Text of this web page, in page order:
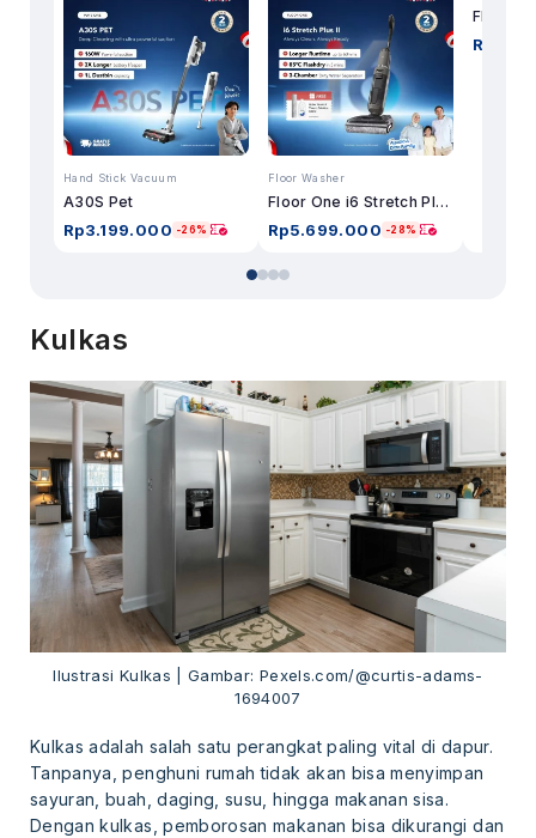
Hand Stick Vacuum
A30S Pet
Rp3.199.000 -26%
Floor Washer
Floor One i6 Stretch Plus II
Rp5.699.000 -28%
Rp
Kulkas
Ilustrasi Kulkas | Gambar: Pexels.com/@curtis-adams-
1694007
Kulkas adalah salah satu perangkat paling vital di dapur.
Tanpanya, penghuni rumah tidak akan bisa menyimpan
sayuran, buah, daging, susu, hingga makanan sisa.
Dengan kulkas, pemborosan makanan bisa dikurangi dan